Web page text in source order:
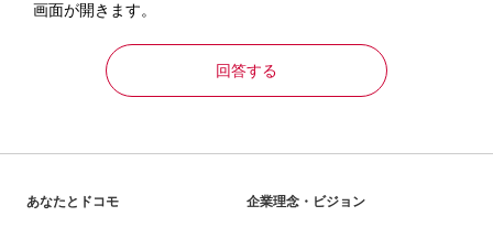
画面が開きます。
回答する
あなたとドコモ 企業理念・ビジョン